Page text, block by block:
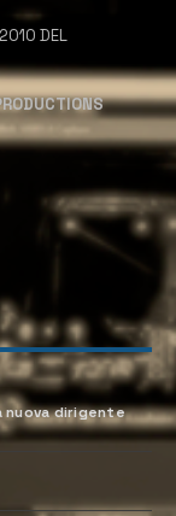
DEL
nuova dirigente